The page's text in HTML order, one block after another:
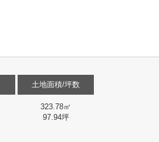
土地面積/坪数
323.78㎡
97.94坪